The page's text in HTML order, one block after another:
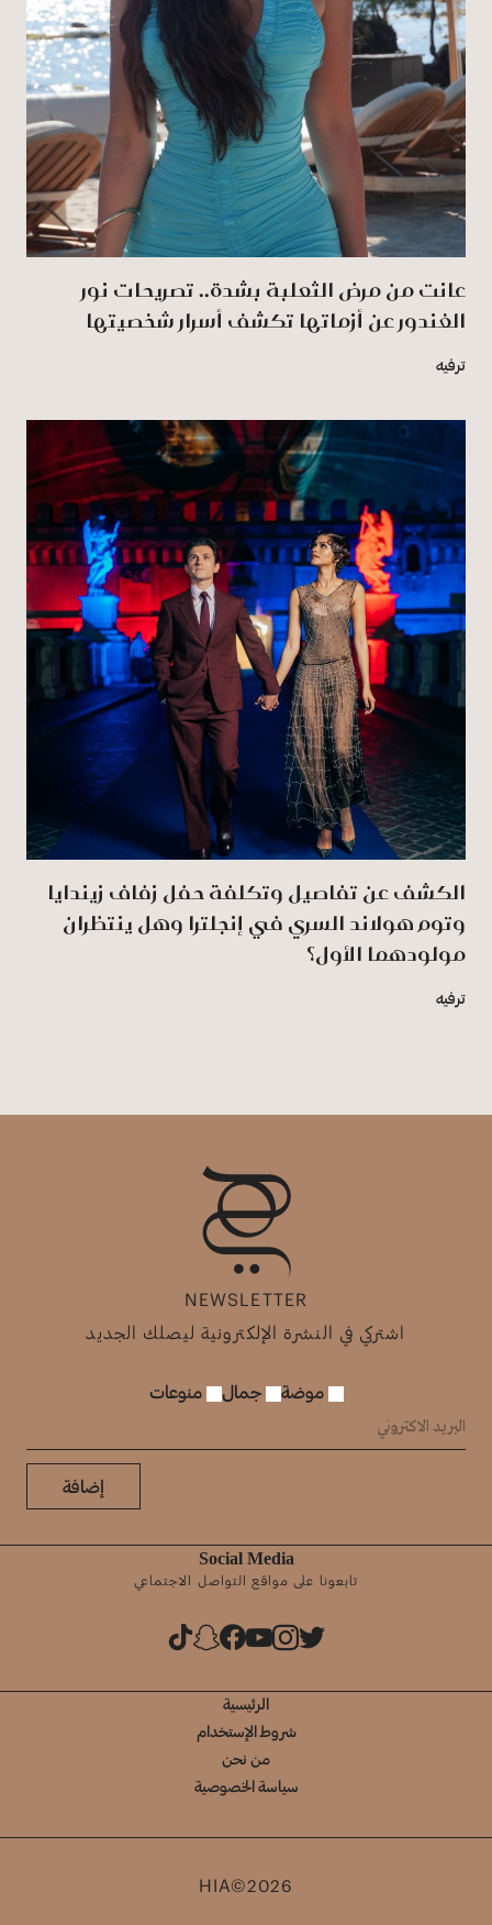
عانت من مرض الثعلبة بشدة.. تصريحات نور
الغندور عن أزماتها تكشف أسرار شخصيتها
ترفيه
الكشف عن تفاصيل وتكلفة حفل زفاف زيندايا
وتوم هولاند السري في إنجلترا وهل ينتظران
مولودهما الأول؟
ترفيه
NEWSLETTER
اشتركي في النشرة الإلكترونية ليصلك الجديد
موضة جمال منوعات
إضافة
Social Media
تابعونا على مواقع التواصل الاجتماعي
الرئيسية
شروط الإستخدام
من نحن
سياسة الخصوصية
HIA©2026